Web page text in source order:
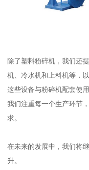
除了塑料粉碎机，我们还
机、冷水机和上料机等，
这些设备与粉碎机配套使
我们注重每一个生产环节
求。
在未来的发展中，我们将
升。